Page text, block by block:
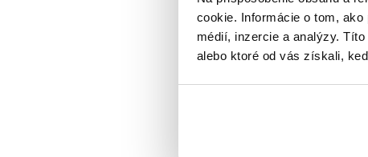
cookie. Informácie o tom,
médií, inzercie a analýzy.
alebo ktoré od vás získali,
3.10 €
Kúpiť
Skladom ㅤ